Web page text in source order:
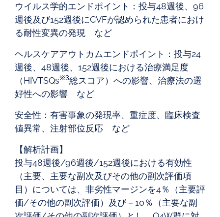
ウイルス学的エンドポイント：投与48週後、96
週後及び152週後にCVFが認められた患者におけ
る耐性変異の発現 など
ヘルスケアアウトカムエンドポイント：投与24
週後、48週後、152週後における治療満足度
（HIVTSQs※3総スコア）への影響、治療法の選
好性への影響 など
安全性：有害事象の発現率、重症度、臨床検査
値異常、注射部位反応 など
【解析計画】
投与48週後/96週後/152週後における有効性
（主要、主要な副次及びその他の副次評価項
目）については、非劣性マージンを4％（主要評
価/その他の副次評価）及び－10％（主要な副